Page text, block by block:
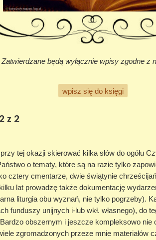
Zatwierdzane będą wyłącznie wpisy zgodne z
wpisz się do księgi
z 2
tej okazji skierować kilka słów do ogółu
o tematy, które są na razie tylko
cztery cmentarze, dwie świątynie
lat prowadzę także dokumentację
liturgia obu wyznań, nie tylko pogrzeby).
funduszy unijnych i-lub wkł. własnego), do
obszernym i jeszcze kompleksowo
zgromadzonych przeze mnie materiałów